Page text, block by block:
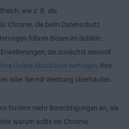
wie z. B. die
Chrome, die beim Datenschutz
führen Böses im Schilde.
die zunächst sinnvoll
Ihre Online-Aktivitäten verfolgen, Ihre
oder Sie mit Werbung überhäufen.
fordern mehr Berechtigungen an, als
warum sollte ein Chrome-